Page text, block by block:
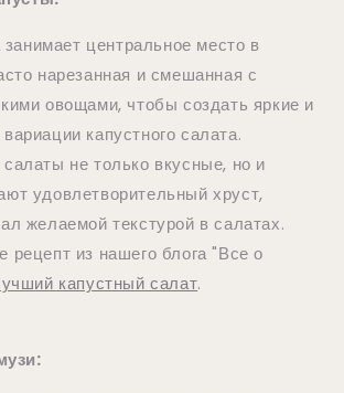
занимает центральное место в
нарезанная и смешанная с
овощами, чтобы создать яркие и
капустного салата.
не только вкусные, но и
удовлетворительный хруст,
желаемой текстурой в салатах.
рецепт из нашего блога "Все о
капустный салат.